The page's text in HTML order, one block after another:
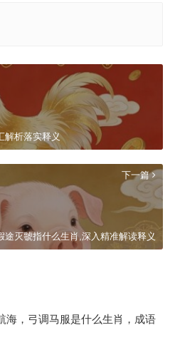
解析落实释义
下一篇
途灭虢指什么生肖,深入精准解读释义
海，弓调马服是什么生肖，成语